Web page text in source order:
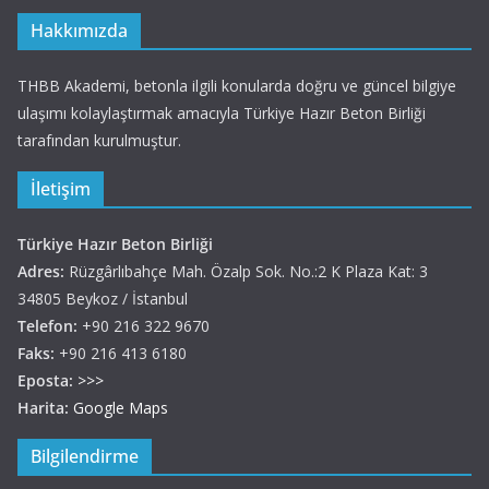
Hakkımızda
THBB Akademi, betonla ilgili konularda doğru ve güncel bilgiye
ulaşımı kolaylaştırmak amacıyla Türkiye Hazır Beton Birliği
tarafından kurulmuştur.
İletişim
Türkiye Hazır Beton Birliği
Adres: Rüzgârlıbahçe Mah. Özalp Sok. No.:2 K Plaza Kat: 3
34805 Beykoz / İstanbul
Telefon: +90 216 322 9670
Faks: +90 216 413 6180
Eposta: >>>
Harita: Google Maps
Bilgilendirme